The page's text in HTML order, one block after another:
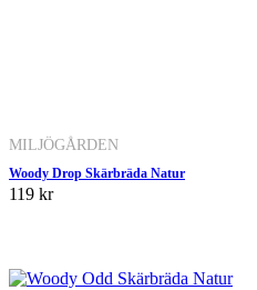
MILJÖGÅRDEN
Woody Drop Skärbräda Natur
119 kr